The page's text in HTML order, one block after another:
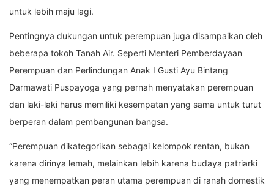
untuk lebih maju lagi.
Pentingnya dukungan untuk perempuan juga disampaikan oleh
beberapa tokoh Tanah Air. Seperti Menteri Pemberdayaan
Perempuan dan Perlindungan Anak I Gusti Ayu Bintang
Darmawati Puspayoga yang pernah menyatakan perempuan
dan laki-laki harus memiliki kesempatan yang sama untuk turut
berperan dalam pembangunan bangsa.
“Perempuan dikategorikan sebagai kelompok rentan, bukan
karena dirinya lemah, melainkan lebih karena budaya patriarki
yang menempatkan peran utama perempuan di ranah domestik